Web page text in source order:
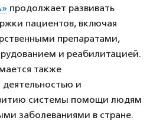
продолжает развивать
пациентов, включая
препаратами,
и реабилитацией.
также
деятельностью и
системы помощи людям
заболеваниями в стране.